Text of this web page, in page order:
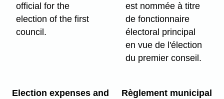
official for the
election of the first
council.
est nommée à titre
de fonctionnaire
électoral principal
en vue de l'élection
du premier conseil.
Election expenses and
Règlement municipal